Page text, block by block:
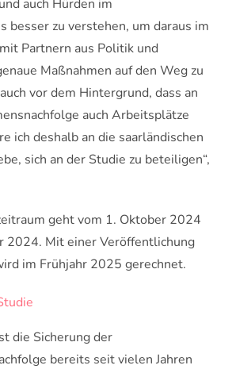
auch Hürden im
besser zu verstehen, um daraus im
Partnern aus Politik und
Maßnahmen auf den Weg zu
vor dem Hintergrund, dass an
auch Arbeitsplätze
ich deshalb an die saarländischen
sich an der Studie zu beteiligen“,
geht vom 1. Oktober 2024
2024. Mit einer Veröffentlichung
im Frühjahr 2025 gerechnet.
die Sicherung der
bereits seit vielen Jahren